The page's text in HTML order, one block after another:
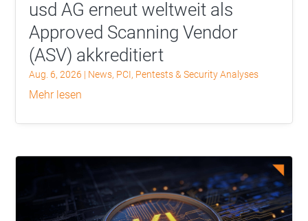
usd AG erneut weltweit als
Approved Scanning Vendor
(ASV) akkreditiert
Aug. 6, 2026 | News, PCI, Pentests & Security Analyses
mehr lesen